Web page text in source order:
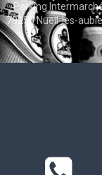
Parking
79250 Nueil-les-